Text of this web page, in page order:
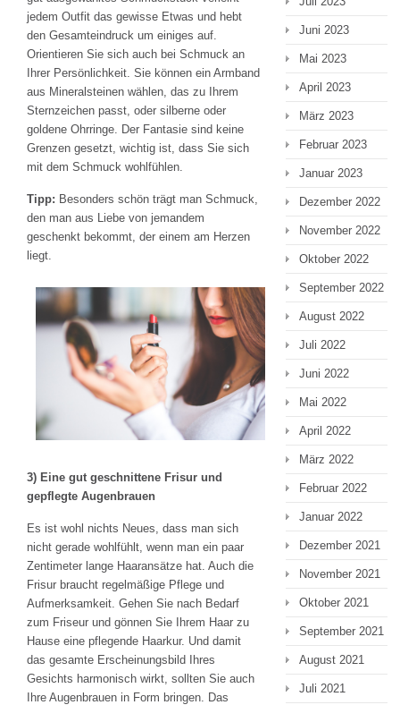
jedem Outfit das gewisse Etwas und hebt
den Gesamteindruck um einiges auf.
Orientieren Sie sich auch bei Schmuck an
Ihrer Persönlichkeit. Sie können ein Armband
aus Mineralsteinen wählen, das zu Ihrem
Sternzeichen passt, oder silberne oder
goldene Ohrringe. Der Fantasie sind keine
Grenzen gesetzt, wichtig ist, dass Sie sich
mit dem Schmuck wohlfühlen.
Tipp: Besonders schön trägt man Schmuck,
den man aus Liebe von jemandem
geschenkt bekommt, der einem am Herzen
liegt.
3) Eine gut geschnittene Frisur und
gepflegte Augenbrauen
Es ist wohl nichts Neues, dass man sich
nicht gerade wohlfühlt, wenn man ein paar
Zentimeter lange Haaransätze hat. Auch die
Frisur braucht regelmäßige Pflege und
Aufmerksamkeit. Gehen Sie nach Bedarf
zum Friseur und gönnen Sie Ihrem Haar zu
Hause eine pflegende Haarkur. Und damit
das gesamte Erscheinungsbild Ihres
Gesichts harmonisch wirkt, sollten Sie auch
Ihre Augenbrauen in Form bringen. Das
Juni 2023
Mai 2023
April 2023
März 2023
Februar 2023
Januar 2023
Dezember 2022
November 2022
Oktober 2022
September 2022
August 2022
Juli 2022
Juni 2022
Mai 2022
April 2022
März 2022
Februar 2022
Januar 2022
Dezember 2021
November 2021
Oktober 2021
September 2021
August 2021
Juli 2021